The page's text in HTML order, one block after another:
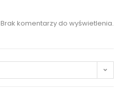
Brak komentarzy do wyświetlenia.